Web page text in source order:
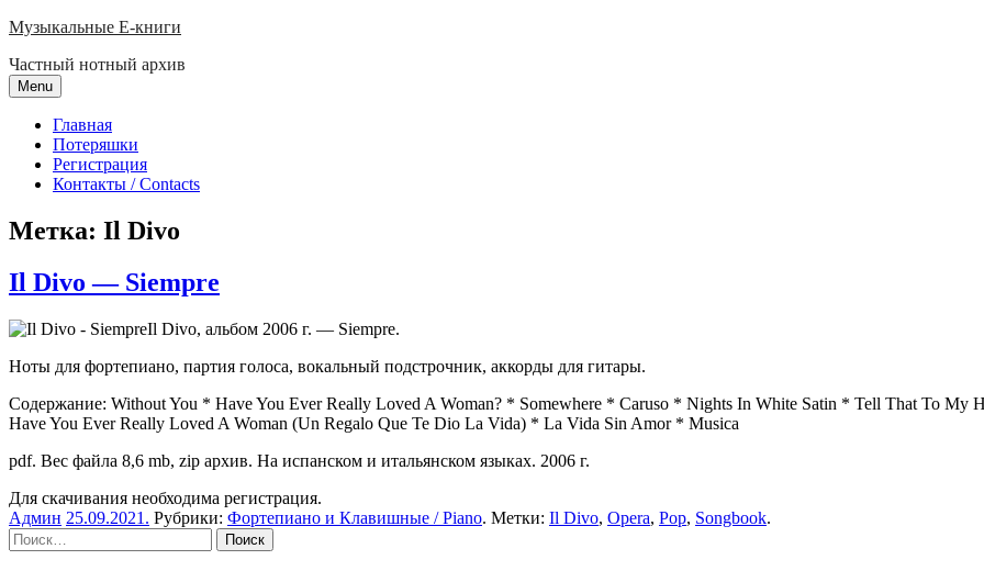
Skip
content
Музыкальные E-книги
Частный нотный архив
Menu
Главная
Потеряшки
Регистрация
Контакты / Contacts
Метка: Il Divo
Il Divo — Siempre
Il Divo, альбом 2006 г. — Siempre.
Ноты для фортепиано, партия голоса, вокальный подстрочник, аккорды для гитары.
Содержание: Without You * Have You Ever Really Loved A Woman? * Somewhere * Caruso * Nights In White Satin * Tell That To My
Have You Ever Really Loved A Woman (Un Regalo Que Te Dio La Vida) * La Vida Sin Amor * Musica
pdf. Вес файла 8,6 mb, zip архив. На испанском и итальянском языках. 2006 г.
Для скачивания необходима регистрация.
Админ 25.09.2021 . Рубрики: Фортепиано и Клавишные / Piano. Метки: Il Divo, Opera, Pop, Songbook.
Sidebar
Найти: